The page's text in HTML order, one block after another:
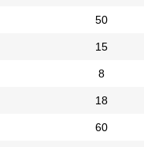
50
15
8
18
60